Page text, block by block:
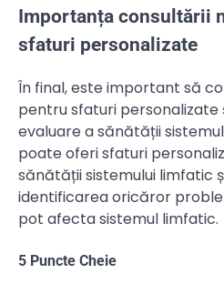
Importanța consultării
sfaturi personalizate
În final, este important să
pentru sfaturi personalizate
evaluare a sănătății
poate oferi sfaturi
sănătății sistemului limfatic
identificarea oricăror
pot afecta sistemul limfatic.
5 Puncte Cheie